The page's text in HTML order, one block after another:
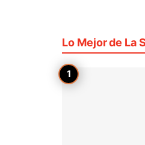
Lo Mejor de La